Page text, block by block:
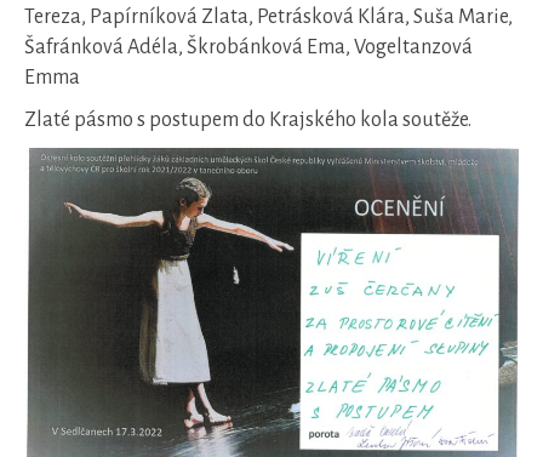
Tereza, Papírníková Zlata, Petrásková Klára, Suša Marie,
Šafránková Adéla, Škrobánková Ema, Vogeltanzová
Emma
Zlaté pásmo s postupem do Krajského kola soutěže.